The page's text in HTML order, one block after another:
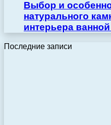
Выбор и
натурального
интерьера
Последние записи